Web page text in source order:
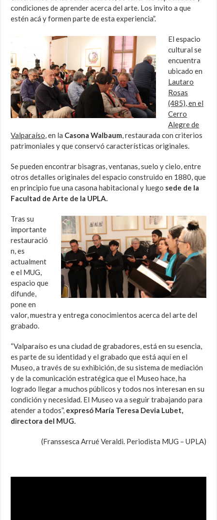
condiciones de aprender acerca del arte. Los invito a que
estén acá y formen parte de esta experiencia”.
El espacio
cultural se
encuentra
ubicado en
Lautaro
Rosas
(485), en el
Cerro
Alegre de
Valparaíso, en la Casona Walbaum, restaurada con criterios
patrimoniales y que conservó características originales.
Se pueden encontrar bisagras, ventanas, suelo y cielo, entre
otros detalles originales del espacio construido en 1880, que
en principio fue una casona habitacional y luego sede de la
Facultad de Arte de la UPLA.
Tras su
importante
restauració
n, es
actualment
e el MUG,
espacio que
difunde,
pone en
valor, muestra y entrega conocimientos acerca del arte del
grabado.
“Valparaíso es una ciudad de grabadores, está en su esencia,
es parte de su identidad y el grabado que está aquí en el
Museo, a través de su exhibición, de su sistema de mediación
y de la comunicación estratégica que el Museo hace, ha
logrado llegar a muchos públicos y todos nos interesan en su
condición y necesidad. El Museo va a seguir trabajando para
atender a todos”, expresó María Teresa Devia Lubet,
directora del MUG.
(Franssesca Arrué Veraldi. Periodista MUG – UPLA)